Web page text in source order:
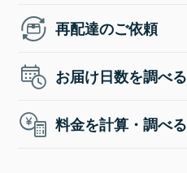
再配達のご依頼
お届け日数を調べる
料金を計算・調べる